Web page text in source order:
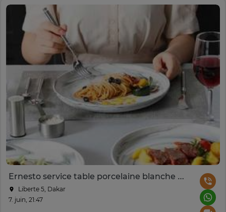
Ernesto service table porcelaine blanche motifs délicats
Liberte 5, Dakar
7. juin, 21:47